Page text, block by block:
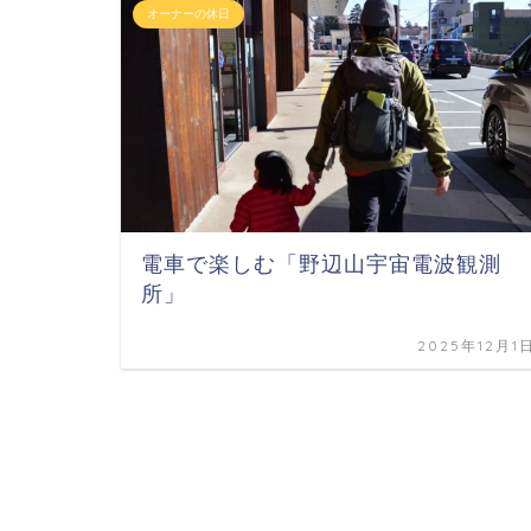
オーナーの休日
電車で楽しむ「野辺山宇宙電波観測
所」
2025年12月1